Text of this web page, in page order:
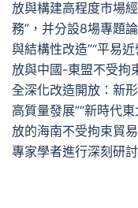
放與構建高程度市場
務”，并分設8場專題
與結構性改造”“平易
放與中國-東盟不受拘
全深化改造開放：新
高質量發展”“新時代
放的海南不受拘束貿
專家學者進行深刻研